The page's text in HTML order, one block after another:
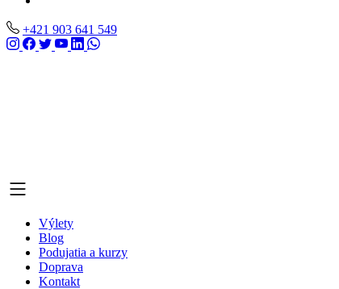
+421 903 641 549
Výlety
Blog
Podujatia a kurzy
Doprava
Kontakt